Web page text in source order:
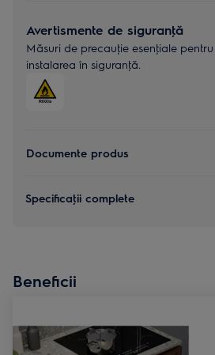
Avertismente de siguranţă
Măsuri de precauţie esenţiale
instalarea în siguranţă.
Documente produs
Specificaţii complete
Beneficii